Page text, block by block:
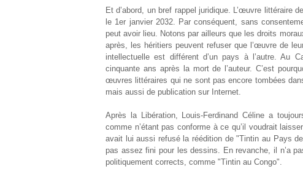
Et d’abord, un bref rappel juridique. L’œuvre littéraire
le 1er janvier 2032. Par conséquent, sans
peut avoir lieu. Notons par ailleurs que les droits
après, les héritiers peuvent refuser que l’œuvre de
intellectuelle est différent d’un pays à l’autre. Au
cinquante ans après la mort de l’auteur. C’est
œuvres littéraires qui ne sont pas encore tombées
mais aussi de publication sur Internet.
Après la Libération, Louis-Ferdinand Céline a
comme n’étant pas conforme à ce qu’il voudrait
avait lui aussi refusé la réédition de "Tintin au Pays
pas assez fini pour les dessins. En revanche, il n’a
politiquement corrects, comme "Tintin au Congo".